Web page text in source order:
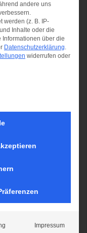
der neuen
und moderne
wurde maßgeblich
„DAV-Kletter-
aus 20 regionalen
lesen >>
andere uns
werden (z. B. IP-
Inhalte oder die
Informationen über die
Datenschutzerklärung.
widerrufen oder
die eine Einwilligung
Impressum